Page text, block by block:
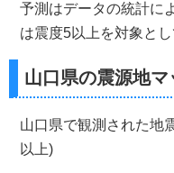
予測はデータの統計に
は震度5以上を対象とし
山口県の震源地マ
山口県で観測された地
以上)